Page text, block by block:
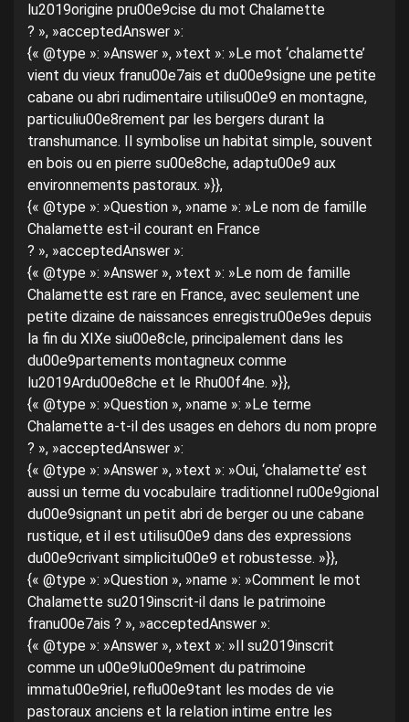
lu2019origine pru00e9cise du mot Chalamette
? », »acceptedAnswer »:
{« @type »: »Answer », »text »: »Le mot ‘chalamette’
vient du vieux franu00e7ais et du00e9signe une petite
cabane ou abri rudimentaire utilisu00e9 en montagne,
particuliu00e8rement par les bergers durant la
transhumance. Il symbolise un habitat simple, souvent
en bois ou en pierre su00e8che, adaptu00e9 aux
environnements pastoraux. »}},
{« @type »: »Question », »name »: »Le nom de famille
Chalamette est-il courant en France
? », »acceptedAnswer »:
{« @type »: »Answer », »text »: »Le nom de famille
Chalamette est rare en France, avec seulement une
petite dizaine de naissances enregistru00e9es depuis
la fin du XIXe siu00e8cle, principalement dans les
du00e9partements montagneux comme
lu2019Ardu00e8che et le Rhu00f4ne. »}},
{« @type »: »Question », »name »: »Le terme
Chalamette a-t-il des usages en dehors du nom propre
? », »acceptedAnswer »:
{« @type »: »Answer », »text »: »Oui, ‘chalamette’ est
aussi un terme du vocabulaire traditionnel ru00e9gional
du00e9signant un petit abri de berger ou une cabane
rustique, et il est utilisu00e9 dans des expressions
du00e9crivant simplicitu00e9 et robustesse. »}},
{« @type »: »Question », »name »: »Comment le mot
Chalamette su2019inscrit-il dans le patrimoine
franu00e7ais ? », »acceptedAnswer »:
{« @type »: »Answer », »text »: »Il su2019inscrit
comme un u00e9lu00e9ment du patrimoine
immatu00e9riel, reflu00e9tant les modes de vie
pastoraux anciens et la relation intime entre les